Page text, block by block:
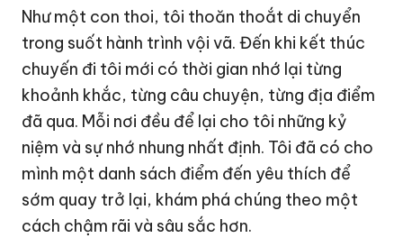
Như một con thoi, tôi thoăn thoắt di chuyển
trong suốt hành trình vội vã. Đến khi kết thúc
chuyến đi tôi mới có thời gian nhớ lại từng
khoảnh khắc, từng câu chuyện, từng địa điểm
đã qua. Mỗi nơi đều để lại cho tôi những kỷ
niệm và sự nhớ nhung nhất định. Tôi đã có cho
mình một danh sách điểm đến yêu thích để
sớm quay trở lại, khám phá chúng theo một
cách chậm rãi và sâu sắc hơn.